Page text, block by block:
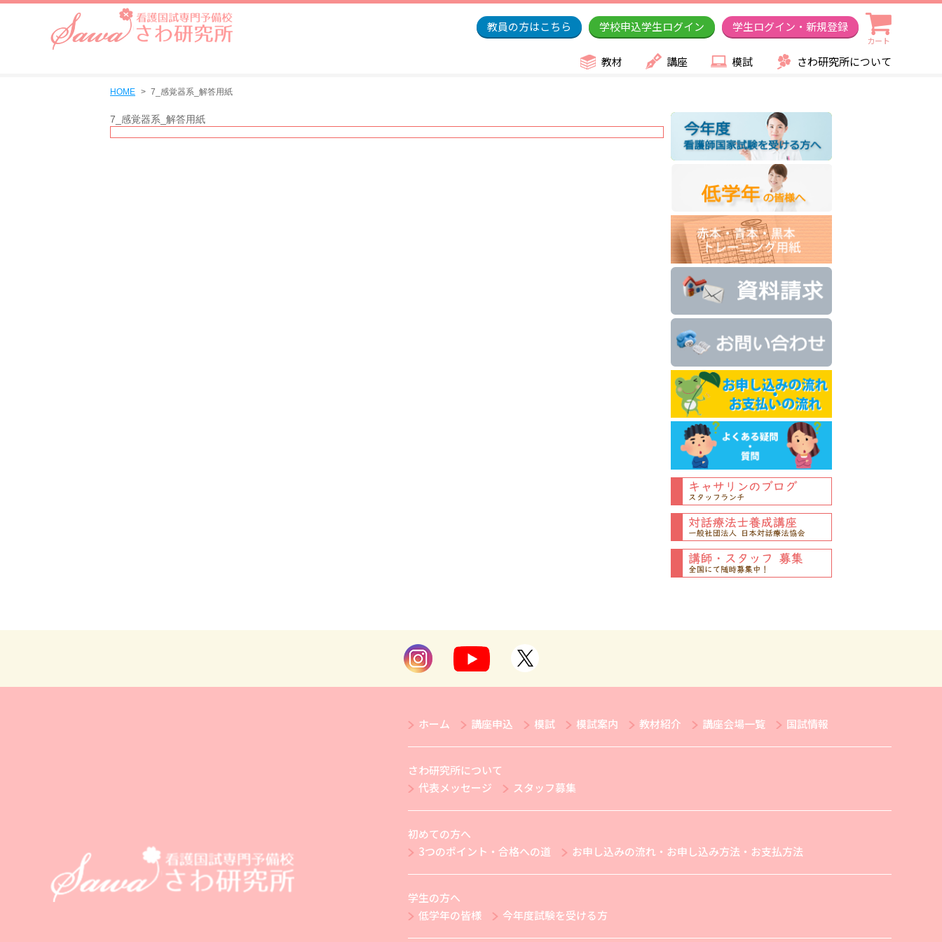
教員の方はこちら 学校申込学生ログイン 学生ログイン・新規登録
カート
教材 講座 模試 さわ研究所について
HOME 7_感覚器系_解答用紙
7_感覚器系_解答用紙
ホーム 講座申込 模試 模試案内 教材紹介 講座会場一覧 国試情報
さわ研究所について
代表メッセージ
スタッフ募集
初めての方へ
3つのポイント・合格への道
お申し込みの流れ・お申し込み方法・お支払方法
学生の方へ
低学年の皆様
今年度試験を受ける方